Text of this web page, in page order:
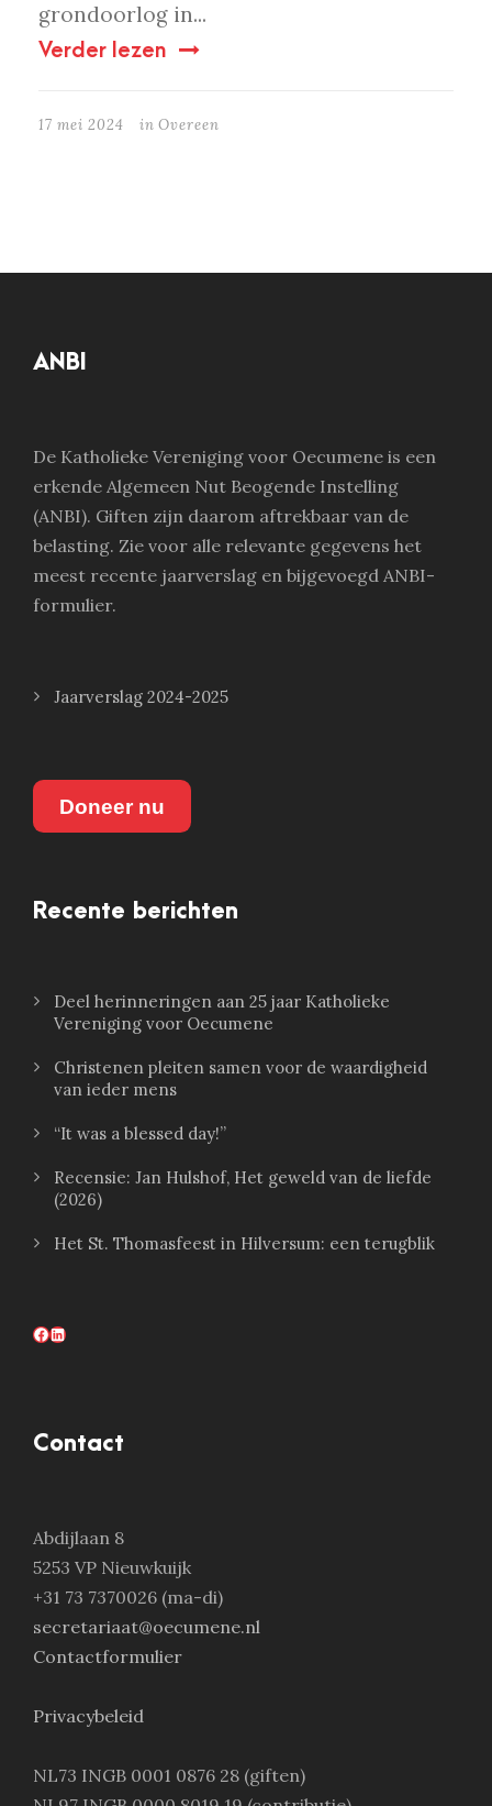
grondoorlog in...
Verder lezen
17 mei 2024 in Overeen
ANBI
De Katholieke Vereniging voor Oecumene is een
erkende Algemeen Nut Beogende Instelling
(ANBI). Giften zijn daarom aftrekbaar van de
belasting. Zie voor alle relevante gegevens het
meest recente jaarverslag en bijgevoegd ANBI-
formulier.
Jaarverslag 2024-2025
Doneer nu
Recente berichten
Deel herinneringen aan 25 jaar Katholieke
Vereniging voor Oecumene
Christenen pleiten samen voor de waardigheid
van ieder mens
“It was a blessed day!”
Recensie: Jan Hulshof, Het geweld van de liefde
(2026)
Het St. Thomasfeest in Hilversum: een terugblik
Facebook LinkedIn
Contact
Abdijlaan 8
5253 VP Nieuwkuijk
+31 73 7370026 (ma-di)
secretariaat@oecumene.nl
Contactformulier
Privacybeleid
NL73 INGB 0001 0876 28 (giften)